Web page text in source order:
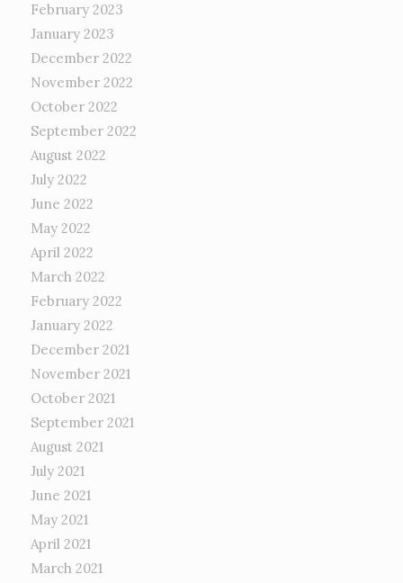
February 2023
January 2023
December 2022
November 2022
October 2022
September 2022
August 2022
July 2022
June 2022
May 2022
April 2022
March 2022
February 2022
January 2022
December 2021
November 2021
October 2021
September 2021
August 2021
July 2021
June 2021
May 2021
April 2021
March 2021